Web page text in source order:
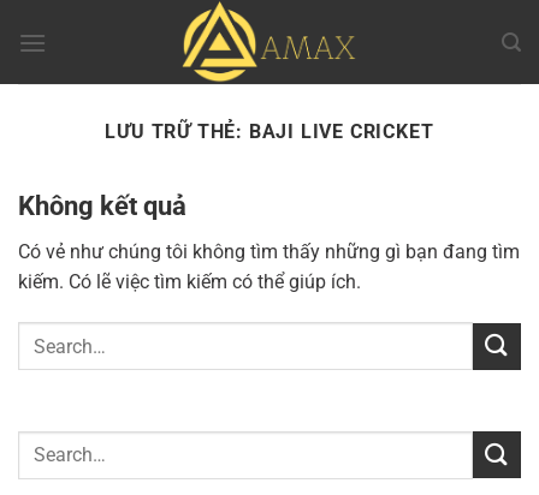
đến
LƯU TRỮ THẺ: BAJI LIVE CRICKET
Không kết quả
Có vẻ như chúng tôi không tìm thấy những gì bạn đang tìm
kiếm. Có lẽ việc tìm kiếm có thể giúp ích.